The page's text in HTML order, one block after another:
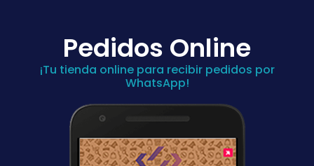
Pedidos Online
¡Tu tienda online para recibir pedidos por
WhatsApp!